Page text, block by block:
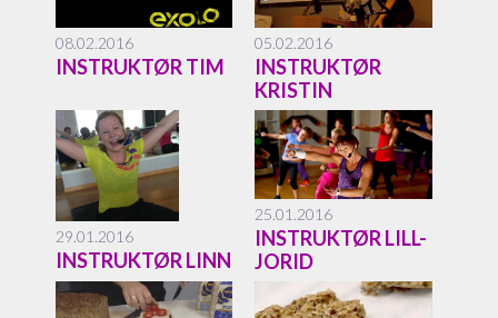
08.02.2016
INSTRUKTØR TIM
05.02.2016
INSTRUKTØR
KRISTIN
29.01.2016
INSTRUKTØR LINN
25.01.2016
INSTRUKTØR LILL-
JORID